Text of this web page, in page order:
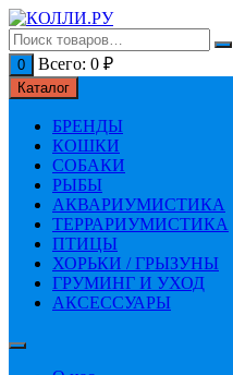
Перейти
к
содержимому
0 Всего: 0 ₽
Каталог
БРЕНДЫ
КОШКИ
СОБАКИ
РЫБЫ
АКВАРИУМИСТИКА
ТЕРРАРИУМИСТИКА
ПТИЦЫ
ХОРЬКИ / ГРЫЗУНЫ
ГРУМИНГ И УХОД
АКСЕССУАРЫ